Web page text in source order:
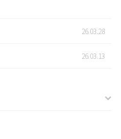
26.03.28
26.03.13